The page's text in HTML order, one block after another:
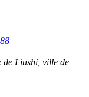
de Liushi, ville de